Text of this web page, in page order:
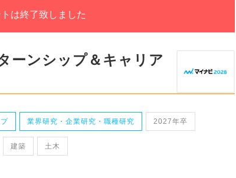
は終了致しました
ーンシップ＆キャリア
業界研究・企業研究・職種研究 2027年卒
建築 土木